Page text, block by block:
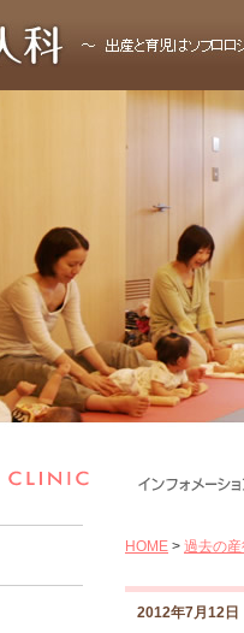
HOME > 過去の
2012年7月12日